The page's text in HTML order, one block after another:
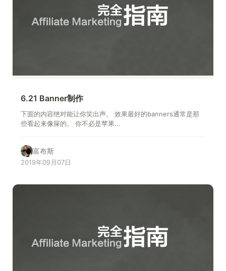
6.21 Banner制作
下面的内容绝对能让你笑出声。 效果最好的banners通常是那
些看起来像屎的。 你不必是苹果...
富布斯
2019年09月07日